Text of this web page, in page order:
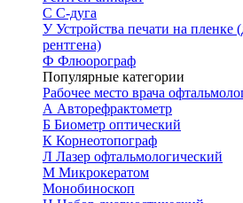
С С-дуга
УУстройства печати на пленке
рентгена)
Ф Флюорограф
Популярные категории
Рабочее место врача
А Авторефрактометр
Б Биометр оптический
К Корнеотопограф
Л Лазер офтальмологический
М Микрокератом
Монобиноскоп